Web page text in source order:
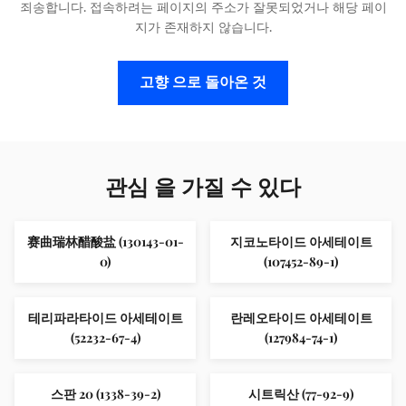
죄송합니다. 접속하려는 페이지의 주소가 잘못되었거나 해당 페이
지가 존재하지 않습니다.
고향 으로 돌아온 것
관심 을 가질 수 있다
赛曲瑞林醋酸盐 (130143-01-
0)
지코노타이드 아세테이트
(107452-89-1)
테리파라타이드 아세테이트
(52232-67-4)
란레오타이드 아세테이트
(127984-74-1)
스판 20 (1338-39-2) 시트릭산 (77-92-9)